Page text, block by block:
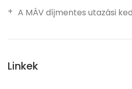
A MÁV díjmentes utazási
Linkek